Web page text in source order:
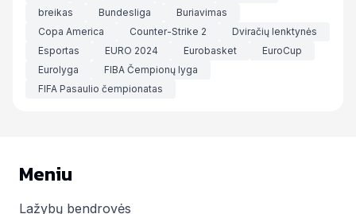
breikas
Bundesliga
Buriavimas
Copa America
Counter-Strike 2
Dviračių lenktynės
Esportas
EURO 2024 Eurobasket
EuroCup
Eurolyga
FIBA Čempionų lyga
FIFA Pasaulio čempionatas
Meniu
Lažybų bendrovės